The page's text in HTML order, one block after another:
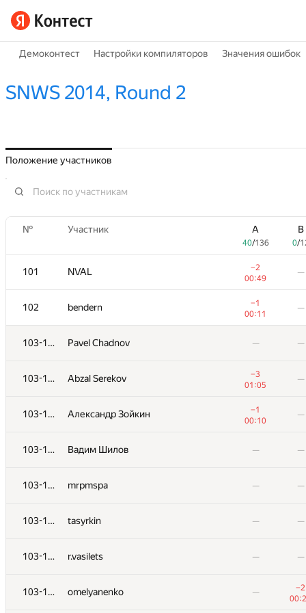
Демоконтест Настройки компиляторов Значения ошибок
SNWS 2014, Round 2
Положение участников
№ Участник A
40/136
B
0/
101 NVAL
−2
00:49
—
102 bendern
−1
00:11
—
103-116 Pavel Chadnov — —
103-116 Abzal Serekov
−3
01:05
—
103-116 Александр Зойкин
−1
00:10
—
103-116 Вадим Шилов — —
103-116 mrpmspa — —
103-116 tasyrkin — —
103-116 r.vasilets — —
103-116 omelyanenko —
−2
№ Участник A
40/136
B
0/
101 NVAL
−2
00:49
—
102 bendern
−1
00:11
—
103-116 Pavel Chadnov — —
103-116 Abzal Serekov
−3
01:05
—
103-116 Александр Зойкин
−1
00:10
—
103-116 Вадим Шилов — —
103-116 mrpmspa — —
103-116 tasyrkin — —
103-116 r.vasilets — —
103-116 omelyanenko —
−2